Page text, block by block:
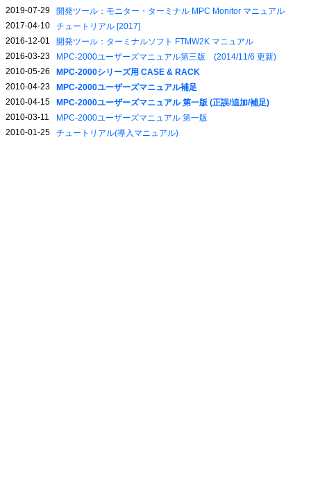
2019-07-29
開発ツール：モニター・ターミナル MPC Monitor マニュアル
2017-04-10
チュートリアル [2017]
2016-12-01
開発ツール：ターミナルソフト FTMW2K マニュアル
2016-03-23
MPC-2000ユーザーズマニュアル第三版 (2014/11/6 更新)
2010-05-26
MPC-2000シリーズ用 CASE & RACK
2010-04-23
MPC-2000ユーザーズマニュアル補足
2010-04-15
MPC-2000ユーザーズマニュアル 第一版 (正誤/追加/補足)
2010-03-11
MPC-2000ユーザーズマニュアル 第一版
2010-01-25
チュートリアル(導入マニュアル)